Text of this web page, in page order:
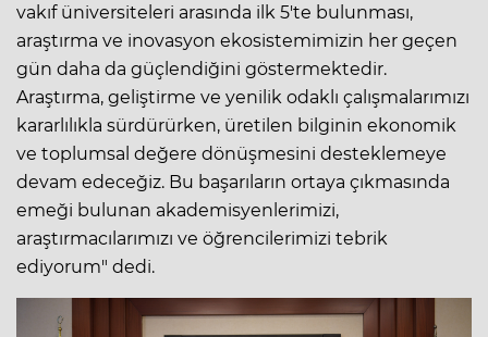
vakıf üniversiteleri arasında ilk 5'te bulunması,
araştırma ve inovasyon ekosistemimizin her geçen
gün daha da güçlendiğini göstermektedir.
Araştırma, geliştirme ve yenilik odaklı çalışmalarımızı
kararlılıkla sürdürürken, üretilen bilginin ekonomik
ve toplumsal değere dönüşmesini desteklemeye
devam edeceğiz. Bu başarıların ortaya çıkmasında
emeği bulunan akademisyenlerimizi,
araştırmacılarımızı ve öğrencilerimizi tebrik
ediyorum" dedi.